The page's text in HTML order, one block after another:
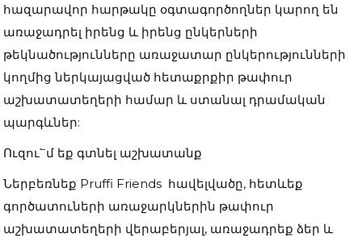
հազարավոր հարթակը օգտագործողներ կարող են
առաջադրել իրենց և իրենց ընկերների
թեկնածությունները առաջատար ընկերությունների
կողմից ներկայացված հետաքրքիր թափուր
աշխատատեղերի համար և ստանալ դրամական
պարգևներ:
Ուզու՟մ եք գտնել աշխատանք
Ներբեռնեք Pruffi Friends հավելվածը, հետևեք
գործատուների առաջարկներին թափուր
աշխատատեղերի վերաբերյալ, առաջադրեք ձեր և